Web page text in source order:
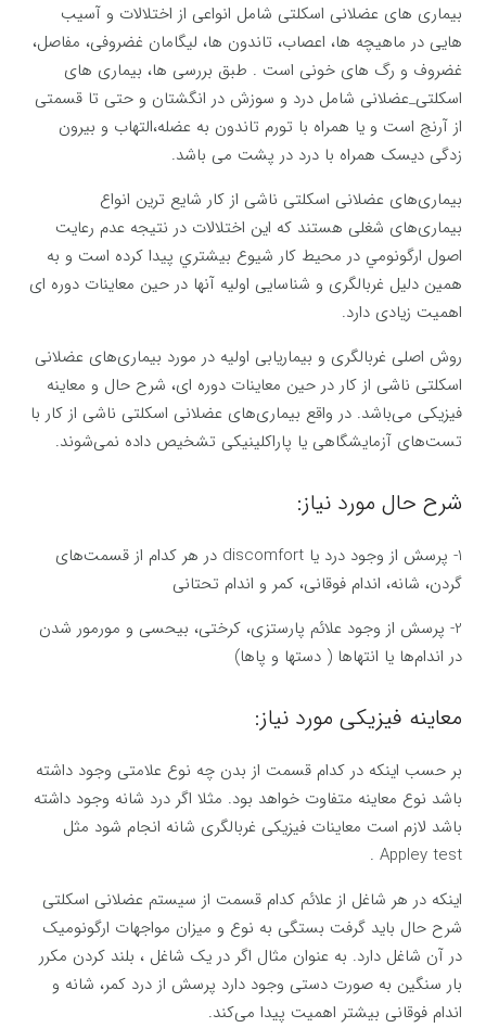
بیماری های عضلانی اسکلتی شامل انواعی از اختلالات و آسیب
هایی در ماهیچه ها، اعصاب، تاندون ها، لیگامان غضروفی، مفاصل،
غضروف و رگ های خونی است . طبق بررسی ها، بیماری های
اسکلتی_عضلانی شامل درد و سوزش در انگشتان و حتی تا قسمتی
از آرنج است و یا همراه با تورم تاندون به عضله،التهاب و بیرون
زدگی دیسک همراه با درد در پشت می باشد.
بیماری‌های عضلانی اسکلتی ناشی از کار شایع ترین انواع
بیماری‌های شغلی هستند که اين اختلالات در نتيجه عدم رعايت
اصول ارگونومي در محيط كار شيوع بيشتري پيدا کرده است و به
همین دلیل غربالگری و شناسایی اولیه آنها در حین معاینات دوره ای
اهمیت زیادی دارد.
روش اصلی غربالگری و بیماریابی اولیه در مورد بیماری‌های عضلانی
اسکلتی ناشی از کار در حین معاینات دوره ای، شرح حال و معاینه
فیزیکی می‌باشد. در واقع بیماری‌های عضلانی اسکلتی ناشی از کار با
تست‌های آزمایشگاهی یا پاراکلینیکی تشخیص داده نمی‌شوند.
شرح حال مورد نیاز:
1- پرسش از وجود درد یا discomfort در هر کدام از قسمت‌های
گردن، شانه، اندام فوقانی، کمر و اندام تحتانی
2- پرسش از وجود علائم پارستزی، کرختی، بیحسی و مورمور شدن
در اندام‌ها یا انتها‌ها ( دستها و پاها)
معاینه فیزیکی مورد نیاز:
بر حسب اینکه در کدام قسمت از بدن چه نوع علامتی وجود داشته
باشد نوع معاینه متفاوت خواهد بود. مثلا اگر درد شانه وجود داشته
باشد لازم است معاینات فیزیکی غربالگری شانه انجام شود مثل
Appley test .
اینکه در هر شاغل از علائم کدام قسمت از سیستم عضلانی اسکلتی
شرح حال باید گرفت بستگی به نوع و میزان مواجهات ارگونومیک
در آن شاغل دارد. به عنوان مثال اگر در یک شاغل ، بلند کردن مکرر
بار سنگین به صورت دستی وجود دارد پرسش از درد کمر، شانه و
اندام فوقانی بیشتر اهمیت پیدا می‌کند.